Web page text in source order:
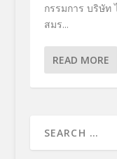
กรรมการ บริษัท
สมร...
READ MORE